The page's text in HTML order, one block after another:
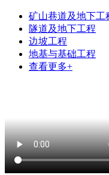
矿山巷道及地下工
隧道及地下工程
边坡工程
地基与基础工程
查看更多+